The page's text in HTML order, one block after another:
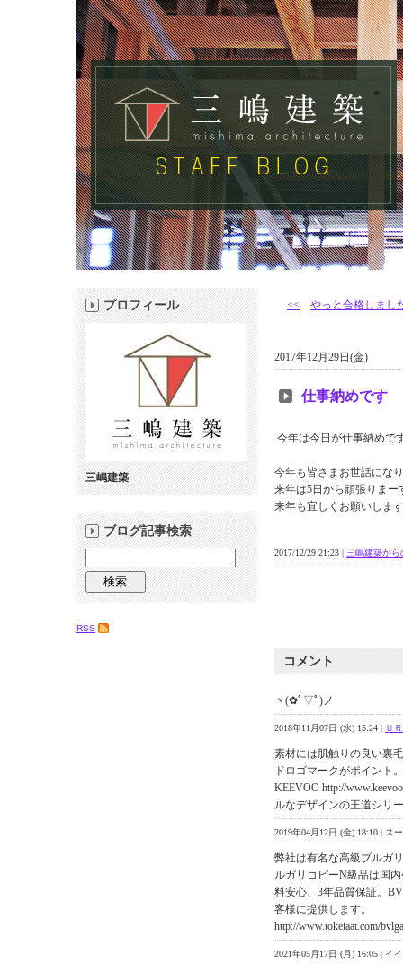
<< やっと合格しまし
2017年12月29日(金)
仕事納めです
今年は今日が仕事納めで
今年も皆さまお世話にな
来年は5日から頑張りまー
来年も宜しくお願いしま
2017/12/29 21:23 | 三嶋建築から
コメント
ヽ(✿ﾟ▽ﾟ)ノ
2018年11月07日 (水) 15:24 | Ｕ
素材には肌触りの良い裏
ドロゴマークがポイント
KEEVOO http://
ルなデザインの王道シリ
2019年04月12日 (金) 18:10 | ス
弊社は有名な高級ブルガ
ルガリコピーN級品は国
料安心、3年品質保証。
客様に提供します。
http://www.tokeiaat.com/
2021年05月17日 (月) 16:05 | イ
プロフィール
三嶋建築
ブログ記事検索
RSS